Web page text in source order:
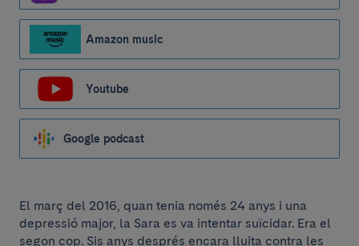
Amazon music
Youtube
Google podcast
El març del 2016, quan tenia només 24 anys i una
depressió major, la Sara es va intentar suïcidar. Era el
segon cop. Sis anys després encara lluita contra les